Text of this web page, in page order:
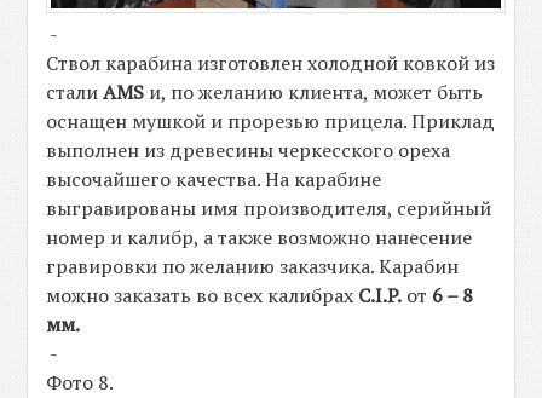
-
Ствол карабина изготовлен холодной ковкой из
сталиAMS и, по желанию клиента, может быть
оснащен мушкой и прорезью прицела. Приклад
выполнен из древесины черкесского ореха
высочайшего качества. На карабине
выгравированы имя производителя, серийный
номер и калибр, а также возможно нанесение
гравировки по желанию заказчика. Карабин
можно заказать во всех калибрах C.I.P. от 6 – 8
мм.
-
Фото 8.